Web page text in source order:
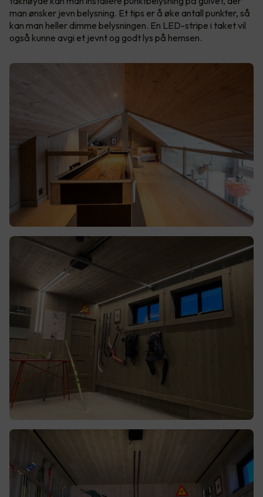
man ønsker jevn belysning. Et tips er å øke antall punkter, så
kan man heller dimme belysningen. En LED-stripe i taket vil
også kunne avgi et jevnt og godt lys på hemsen.